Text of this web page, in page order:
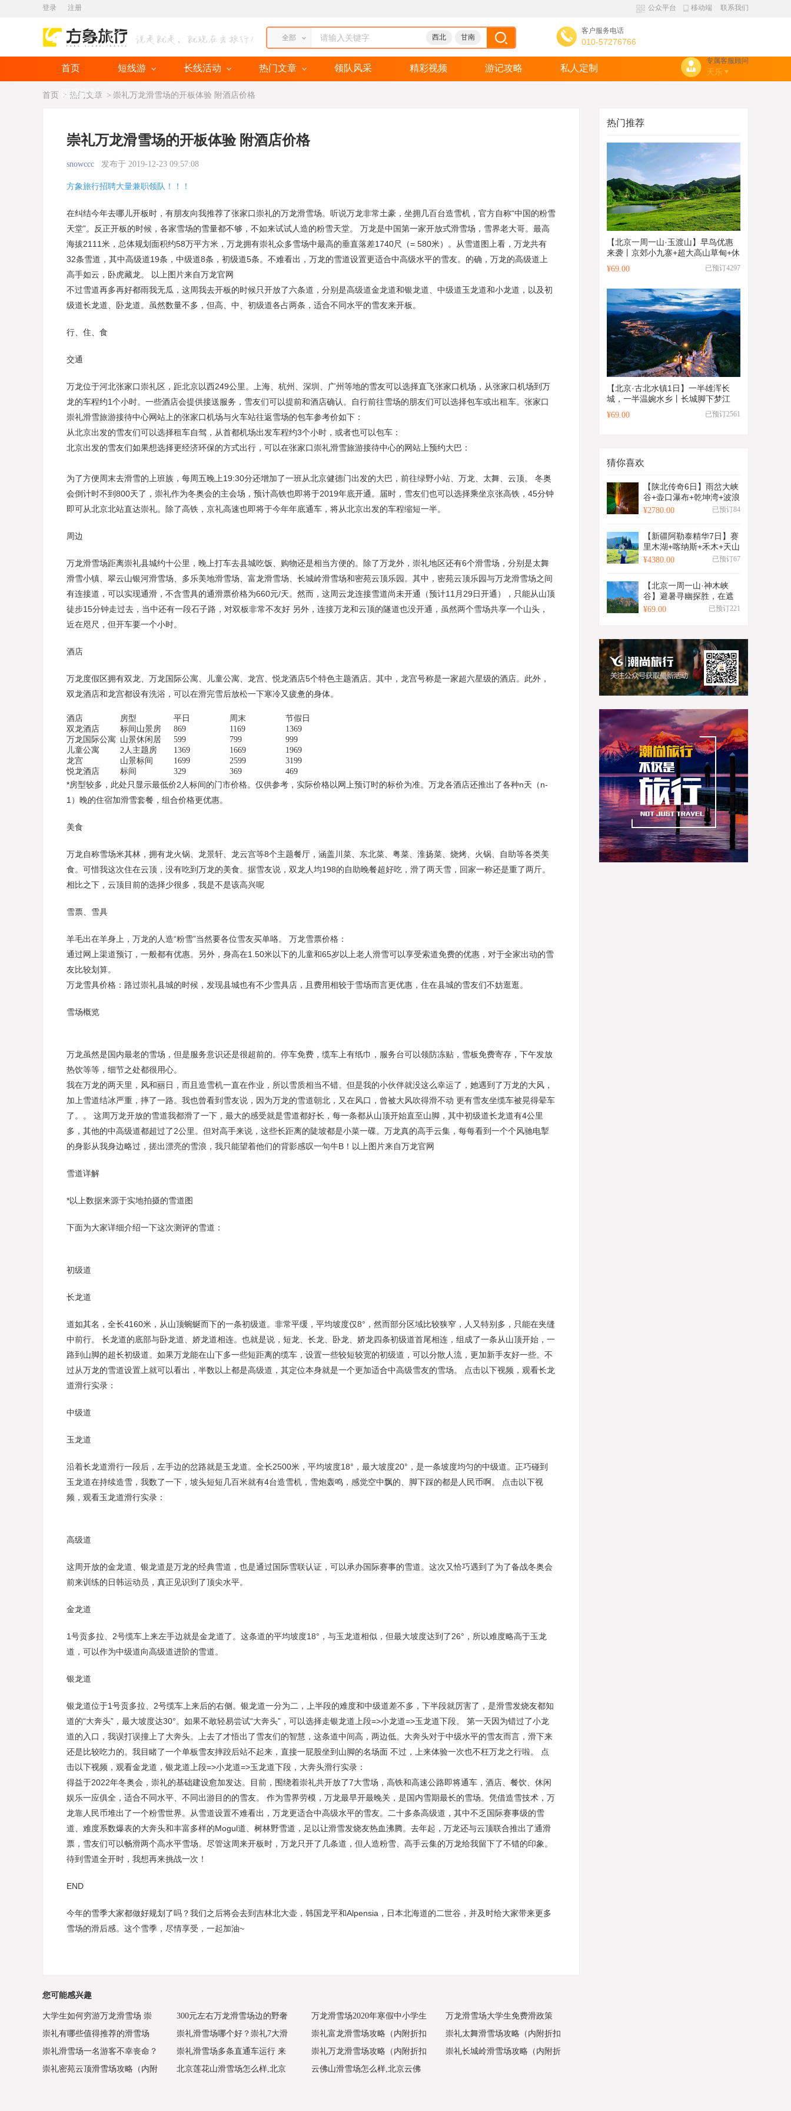
登录 注册 联系我们
移动端
公众平台
全部 西北 甘南
客户服务电话
010-57276766
专属客服顾问
天乐
首页 短线游 长线活动 热门文章 领队风采 精彩视频 游记攻略 私人定制
团建定制
首页 > 热门文章 > 崇礼万龙滑雪场的开板体验 附酒店价格
崇礼万龙滑雪场的开板体验 附酒店价格
snowccc 发布于 2019-12-23 09:57:08
方象旅行招聘大量兼职领队！！！
在纠结今年去哪儿开板时，有朋友向我推荐了张家口崇礼的万龙滑雪场。听说万龙非常土豪，坐拥几百台造雪机，官方自称“中国的粉雪
天堂”。反正开板的时候，各家雪场的雪量都不够，不如来试试人造的粉雪天堂。 万龙是中国第一家开放式滑雪场，雪界老大哥。最高
海拔2111米，总体规划面积约58万平方米，万龙拥有崇礼众多雪场中最高的垂直落差1740尺（= 580米）。从雪道图上看，万龙共有
32条雪道，其中高级道19条，中级道8条，初级道5条。不难看出，万龙的雪道设置更适合中高级水平的雪友。的确，万龙的高级道上
高手如云，卧虎藏龙。 以上图片来自万龙官网
不过雪道再多再好都雨我无瓜，这周我去开板的时候只开放了六条道，分别是高级道金龙道和银龙道、中级道玉龙道和小龙道，以及初
级道长龙道、卧龙道。虽然数量不多，但高、中、初级道各占两条，适合不同水平的雪友来开板。
行、住、食
交通
万龙位于河北张家口崇礼区，距北京以西249公里。上海、杭州、深圳、广州等地的雪友可以选择直飞张家口机场，从张家口机场到万
龙的车程约1个小时。一些酒店会提供接送服务，雪友们可以提前和酒店确认。自行前往雪场的朋友们可以选择包车或出租车。张家口
崇礼滑雪旅游接待中心网站上的张家口机场与火车站往返雪场的包车参考价如下：
从北京出发的雪友们可以选择租车自驾，从首都机场出发车程约3个小时，或者也可以包车：
北京出发的雪友们如果想选择更经济环保的方式出行，可以在张家口崇礼滑雪旅游接待中心的网站上预约大巴：
为了方便周末去滑雪的上班族，每周五晚上19:30分还增加了一班从北京健德门出发的大巴，前往绿野小站、万龙、太舞、云顶。 冬奥
会倒计时不到800天了，崇礼作为冬奥会的主会场，预计高铁也即将于2019年底开通。届时，雪友们也可以选择乘坐京张高铁，45分钟
即可从北京北站直达崇礼。除了高铁，京礼高速也即将于今年年底通车，将从北京出发的车程缩短一半。
周边
万龙滑雪场距离崇礼县城约十公里，晚上打车去县城吃饭、购物还是相当方便的。除了万龙外，崇礼地区还有6个滑雪场，分别是太舞
滑雪小镇、翠云山银河滑雪场、多乐美地滑雪场、富龙滑雪场、长城岭滑雪场和密苑云顶乐园。其中，密苑云顶乐园与万龙滑雪场之间
有连接道，可以实现通滑，不含雪具的通滑票价格为660元/天。然而，这周云龙连接雪道尚未开通（预计11月29日开通），只能从山顶
徒步15分钟走过去，当中还有一段石子路，对双板非常不友好 另外，连接万龙和云顶的隧道也没开通，虽然两个雪场共享一个山头，
近在咫尺，但开车要一个小时。
酒店
万龙度假区拥有双龙、万龙国际公寓、儿童公寓、龙宫、悦龙酒店5个特色主题酒店。其中，龙宫号称是一家超六星级的酒店。此外，
双龙酒店和龙宫都设有洗浴，可以在滑完雪后放松一下寒冷又疲惫的身体。
酒店 房型 平日 周末
节假日
双龙酒店
标间山景房 869 1169
1369
万龙国际公寓 山景休闲居 599 799
999
儿童公寓
2人主题房 1369 1669
1969
龙宫
山景标间 1699 2599
3199
悦龙酒店
标间 329 369 469
*房型较多，此处只显示最低价2人标间的门市价格。仅供参考，实际价格以网上预订时的标价为准。万龙各酒店还推出了各种n天（n-
1）晚的住宿加滑雪套餐，组合价格更优惠。
美食
万龙自称雪场米其林，拥有龙火锅、龙景轩、龙云宫等8个主题餐厅，涵盖川菜、东北菜、粤菜、淮扬菜、烧烤、火锅、自助等各类美
食。可惜我这次住在云顶，没有吃到万龙的美食。据雪友说，双龙人均198的自助晚餐超好吃，滑了两天雪，回家一称还是重了两斤。
相比之下，云顶目前的选择少很多，我是不是该高兴呢
雪票、雪具
羊毛出在羊身上，万龙的人造“粉雪”当然要各位雪友买单咯。 万龙雪票价格：
通过网上渠道预订，一般都有优惠。另外，身高在1.50米以下的儿童和65岁以上老人滑雪可以享受索道免费的优惠，对于全家出动的雪
友比较划算。
万龙雪具价格：路过崇礼县城的时候，发现县城也有不少雪具店，且费用相较于雪场而言更优惠，住在县城的雪友们不妨逛逛。
雪场概览
万龙虽然是国内最老的雪场，但是服务意识还是很超前的。停车免费，缆车上有纸巾，服务台可以领防冻贴，雪板免费寄存，下午发放
热饮等等，细节之处都很用心。
我在万龙的两天里，风和丽日，而且造雪机一直在作业，所以雪质相当不错。但是我的小伙伴就没这么幸运了，她遇到了万龙的大风，
加上雪道结冰严重，摔了一路。我也曾看到雪友说，因为万龙的雪道朝北，又在风口，曾被大风吹得滑不动 更有雪友坐缆车被晃得晕车
了。。 这周万龙开放的雪道我都滑了一下，最大的感受就是雪道都好长，每一条都从山顶开始直至山脚，其中初级道长龙道有4公里
多，其他的中高级道都超过了2公里。但对高手来说，这些长距离的陡坡都是小菜一碟。万龙真的高手云集，每每看到一个个风驰电掣
的身影从我身边略过，搓出漂亮的雪浪，我只能望着他们的背影感叹一句牛B！以上图片来自万龙官网
雪道详解
*以上数据来源于实地拍摄的雪道图
下面为大家详细介绍一下这次测评的雪道：
初级道
长龙道
道如其名，全长4160米，从山顶蜿蜒而下的一条初级道。非常平缓，平均坡度仅8°，然而部分区域比较狭窄，人又特别多，只能在夹缝
中前行。 长龙道的底部与卧龙道、娇龙道相连。也就是说，短龙、长龙、卧龙、娇龙四条初级道首尾相连，组成了一条从山顶开始，一
路到山脚的超长初级道。如果万龙能在山下多一些短距离的缆车，设置一些较短较宽的初级道，可以分散人流，更加新手友好一些。不
过从万龙的雪道设置上就可以看出，半数以上都是高级道，其定位本身就是一个更加适合中高级雪友的雪场。 点击以下视频，观看长龙
道滑行实录：
中级道
玉龙道
沿着长龙道滑行一段后，左手边的岔路就是玉龙道。全长2500米，平均坡度18°，最大坡度20°，是一条坡度均匀的中级道。正巧碰到
玉龙道在持续造雪，我数了一下，坡头短短几百米就有4台造雪机，雪炮轰鸣，感觉空中飘的、脚下踩的都是人民币啊。 点击以下视
频，观看玉龙道滑行实录：
高级道
这周开放的金龙道、银龙道是万龙的经典雪道，也是通过国际雪联认证，可以承办国际赛事的雪道。这次又恰巧遇到了为了备战冬奥会
前来训练的日韩运动员，真正见识到了顶尖水平。
金龙道
1号贡多拉、2号缆车上来左手边就是金龙道了。这条道的平均坡度18°，与玉龙道相似，但最大坡度达到了26°，所以难度略高于玉龙
道，可以作为中级道向高级道进阶的雪道。
银龙道
银龙道位于1号贡多拉、2号缆车上来后的右侧。银龙道一分为二，上半段的难度和中级道差不多，下半段就厉害了，是滑雪发烧友都知
道的“大奔头”，最大坡度达30°。如果不敢轻易尝试“大奔头”，可以选择走银龙道上段=>小龙道=>玉龙道下段。 第一天因为错过了小龙
道的入口，我误打误撞上了大奔头。上去了才悟出了雪友们的智慧，这条道中间高，两边低。大奔头对于中级水平的雪友而言，滑下来
还是比较吃力的。我目睹了一个单板雪友摔跤后站不起来，直接一屁股坐到山脚的名场面 不过，上来体验一次也不枉万龙之行啦。 点
击以下视频，观看金龙道，银龙道上段=>小龙道=>玉龙道下段，大奔头滑行实录：
得益于2022年冬奥会，崇礼的基础建设愈加发达。目前，围绕着崇礼共开放了7大雪场，高铁和高速公路即将通车，酒店、餐饮、休闲
娱乐一应俱全，适合不同水平、不同出游目的的雪友。 作为雪界劳模，万龙最早开最晚关，是国内雪期最长的雪场。凭借造雪技术，万
龙靠人民币堆出了一个粉雪世界。从雪道设置不难看出，万龙更适合中高级水平的雪友。二十多条高级道，其中不乏国际赛事级的雪
道、难度系数爆表的大奔头和丰富多样的Mogul道、树林野雪道，足以让滑雪发烧友热血沸腾。去年起，万龙还与云顶联合推出了通滑
票，雪友们可以畅滑两个高水平雪场。尽管这周来开板时，万龙只开了几条道，但人造粉雪、高手云集的万龙给我留下了不错的印象。
待到雪道全开时，我想再来挑战一次！
END
今年的雪季大家都做好规划了吗？我们之后将会去到吉林北大壶，韩国龙平和Alpensia，日本北海道的二世谷，并及时给大家带来更多
雪场的滑后感。这个雪季，尽情享受，一起加油~
您可能感兴趣
大学生如何穷游万龙滑雪场 崇
礼万龙滑雪场体验版
300元左右万龙滑雪场边的野奢
酒店，还有儿童活动中心免费玩
万龙滑雪场2020年寒假中小学生
万龙大众/专业滑雪冬令营
万龙滑雪场大学生免费滑政策
崇礼有哪些值得推荐的滑雪场
横向测评万龙云顶太舞富龙
崇礼滑雪场哪个好？崇礼7大滑
雪场最全评测，看完再出发
崇礼富龙滑雪场攻略（内附折扣
价格）
崇礼太舞滑雪场攻略（内附折扣
价格）
崇礼滑雪场一名游客不幸丧命？
如何防止滑雪意外
崇礼滑雪场多条直通车运行 来
崇礼滑雪就是这么简单
崇礼万龙滑雪场攻略（内附折扣
价格）
崇礼长城岭滑雪场攻略（内附折
崇礼密苑云顶滑雪场攻略（内附 北京莲花山滑雪场怎么样,北京 云佛山滑雪场怎么样,北京云佛
热门推荐
【北京一周一山·玉渡山】早鸟优惠
来袭丨京郊小九寨+超大高山草甸+休
¥69.00 已预订4297
【北京·古北水镇1日】一半雄浑长
城，一半温婉水乡丨长城脚下梦江
南，打卡司马台长城与夜景水舞秀~
¥69.00 已预订2561
猜你喜欢
【陕北传奇6日】雨岔大峡
谷+壶口瀑布+乾坤湾+波浪
谷日落+麻黄梁黄土地质公
+榆林老街+石魂广场+大型
红色舞台剧+景区特色窑洞
住宿+2-8人小包团&8人拼
¥2780.00 已预订84
【新疆阿勒泰精华7日】赛
里木湖+喀纳斯+禾木+天山
天池+阿禾公路+五彩滩+世
人小团
¥4380.00 已预订67
【北京一周一山·神木峡
谷】避暑寻幽探胜，在遮
天蔽日的绿意中，邂逅暮
¥69.00 已预订221